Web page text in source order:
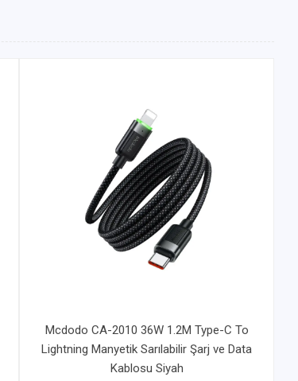
Mcdodo CA-2010 36W 1.2M Type-C To
Lightning Manyetik Sarılabilir Şarj ve Data
Kablosu Siyah